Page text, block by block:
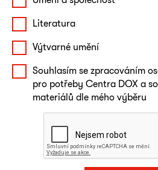
Literatura
Výtvarné umění
Souhlasím se zpracováním
pro potřeby Centra DOX a
materiálů dle mého výběru